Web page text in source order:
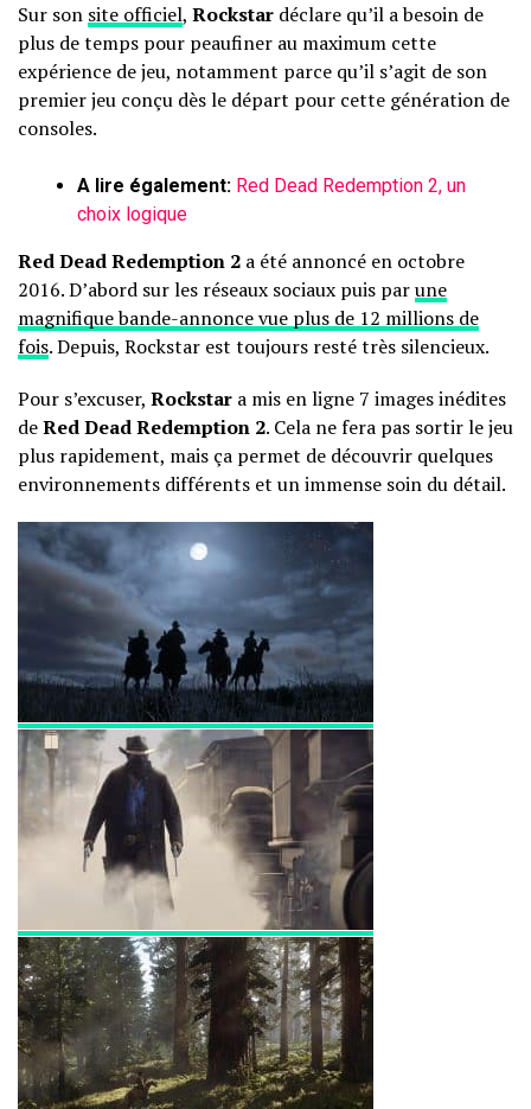
Sur son site officiel, Rockstar déclare qu’il a besoin de
plus de temps pour peaufiner au maximum cette
expérience de jeu, notamment parce qu’il s’agit de son
premier jeu conçu dès le départ pour cette génération de
consoles.
A lire également: Red Dead Redemption 2, un
choix logique
Red Dead Redemption 2 a été annoncé en octobre
2016. D’abord sur les réseaux sociaux puis parune
magnifique bande-annonce vue plus de 12 millions de
fois. Depuis, Rockstar est toujours resté très silencieux.
Pour s’excuser, Rockstar a mis en ligne 7 images inédites
deRed Dead Redemption 2. Cela ne fera pas sortir le jeu
plus rapidement, mais ça permet de découvrir quelques
environnements différents et un immense soin du détail.